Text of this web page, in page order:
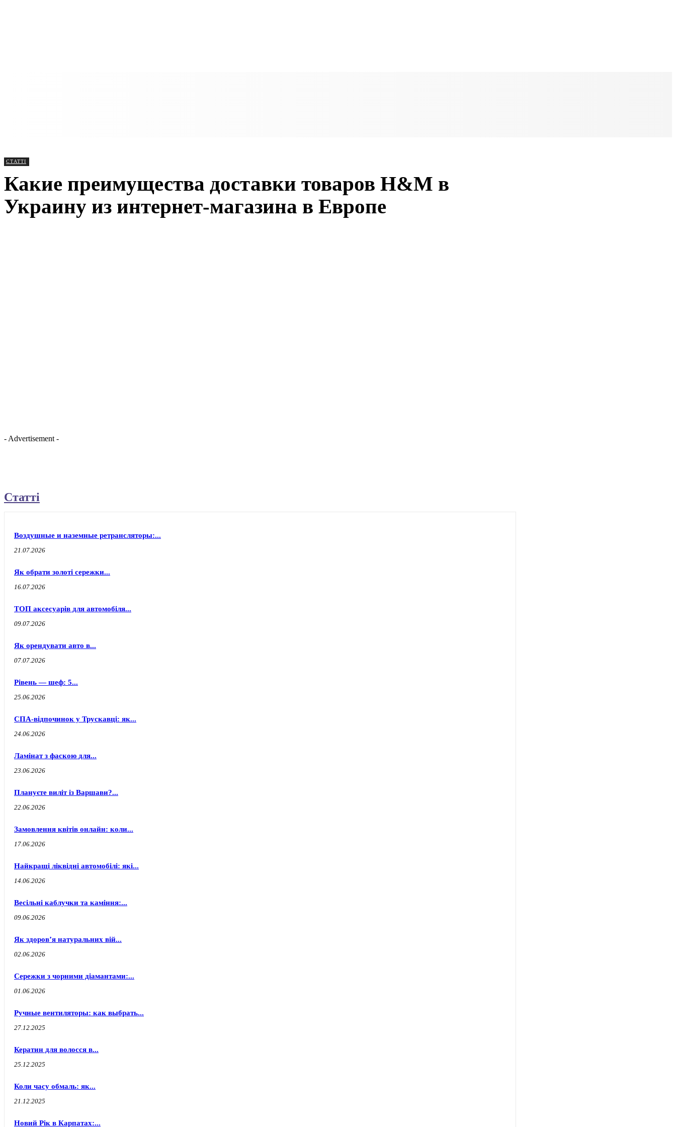
СТАТТІ
Какие преимущества доставки товаров H&M в
Украину из интернет-магазина в Европе
- Advertisement -
Статті
Воздушные и наземные ретрансляторы:...
21.07.2026
Як обрати золоті сережки...
16.07.2026
ТОП аксесуарів для автомобіля...
09.07.2026
Як орендувати авто в...
07.07.2026
Рівень — шеф: 5...
25.06.2026
СПА-відпочинок у Трускавці: як...
24.06.2026
Ламінат з фаскою для...
23.06.2026
Плануєте виліт із Варшави?...
22.06.2026
Замовлення квітів онлайн: коли...
17.06.2026
Найкращі ліквідні автомобілі: які...
14.06.2026
Весільні каблучки та каміння:...
09.06.2026
Як здоров’я натуральних вій...
02.06.2026
Сережки з чорними діамантами:...
01.06.2026
Ручные вентиляторы: как выбрать...
27.12.2025
Кератин для волосся в...
25.12.2025
Коли часу обмаль: як...
21.12.2025
Новий Рік в Карпатах:...